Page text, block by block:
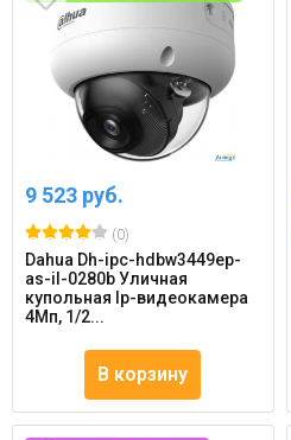
9 523 руб.
(0)
Dahua Dh-ipc-hdbw3449ep-
as-il-0280b Уличная
купольная Ip-видеокамера
4Мп, 1/2...
В корзину